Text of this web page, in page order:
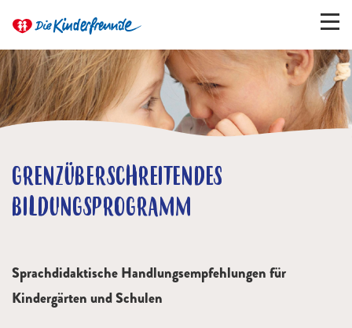
GRENZÜBERSCHREITENDES
BILDUNGSPROGRAMM
Sprachdidaktische Handlungsempfehlungen für
Kindergärten und Schulen